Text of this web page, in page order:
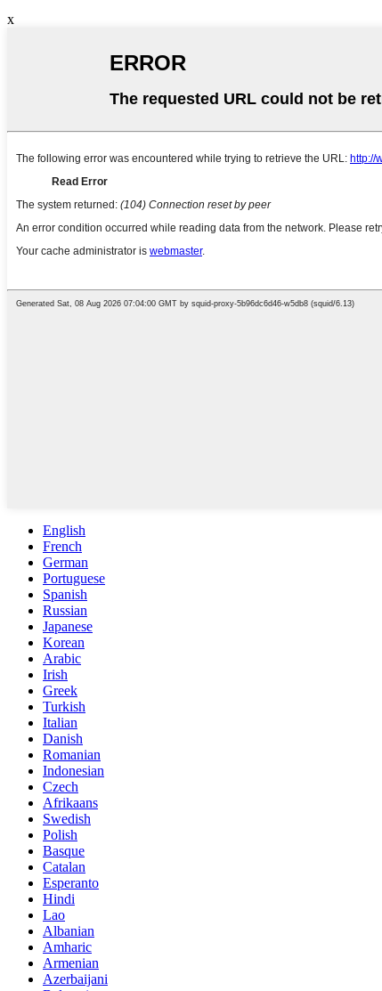
x
English
French
German
Portuguese
Spanish
Russian
Japanese
Korean
Arabic
Irish
Greek
Turkish
Italian
Danish
Romanian
Indonesian
Czech
Afrikaans
Swedish
Polish
Basque
Catalan
Esperanto
Hindi
Lao
Albanian
Amharic
Armenian
Azerbaijani